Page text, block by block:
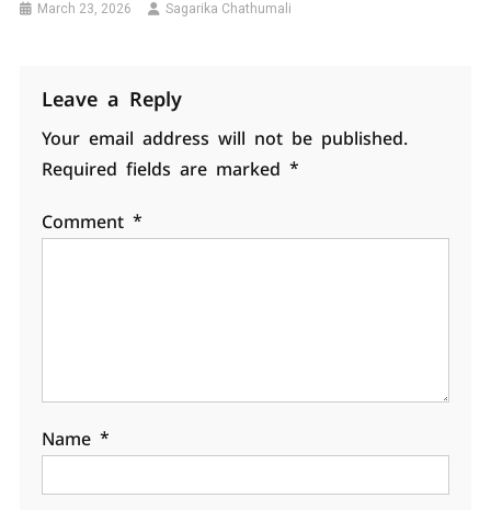
March 23, 2026 Sagarika Chathumali
Leave a Reply
Your email address will not be published.
Required fields are marked *
Comment *
Name *